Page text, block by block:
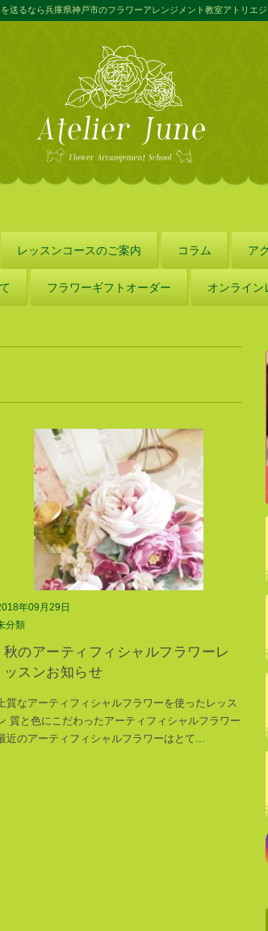
送るなら兵庫県神戸市のフラワーアレンジメント教室アトリエ
レッスンコースのご案内 コラム ア
フラワーギフトオーダー オンライン
年09月29日
分類
秋のアーティフィシャルフラワーレ
ッスンお知らせ
質なアーティフィシャルフラワーを使ったレッス
質と色にこだわったアーティフィシャルフラワー
近のアーティフィシャルフラワーはとて...